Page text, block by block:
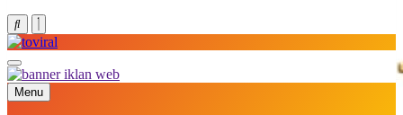
Top Viral
Menu